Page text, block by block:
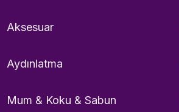
Aksesuar
Aydınlatma
Mum & Koku & Sabun